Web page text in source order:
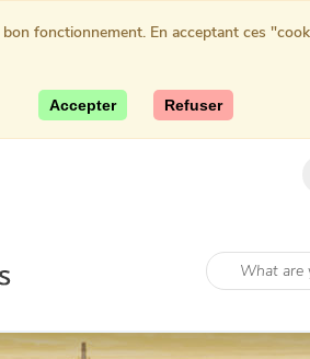
fonctionnement. En acceptant ces
Accepter Refuser